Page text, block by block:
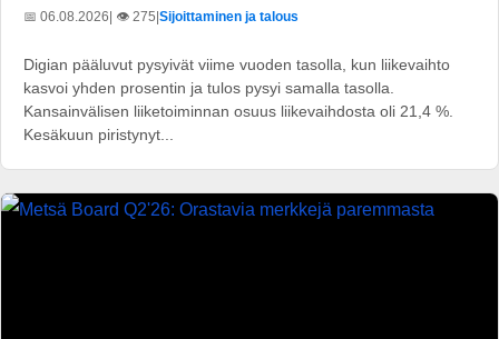
📅 06.08.2026| 👁️ 275|Sijoittaminen ja talous
Digian pääluvut pysyivät viime vuoden tasolla, kun liikevaihto
kasvoi yhden prosentin ja tulos pysyi samalla tasolla.
Kansainvälisen liiketoiminnan osuus liikevaihdosta oli 21,4 %.
Kesäkuun piristynyt...